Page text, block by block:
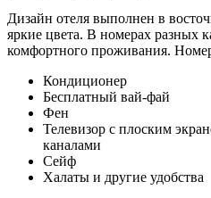
Дизайн отеля выполнен в
яркие цвета. В номерах разных
комфортного проживания.
Кондиционер
Бесплатный вай-фай
Фен
Телевизор с плоским
каналами
Сейф
Халаты и другие удобства